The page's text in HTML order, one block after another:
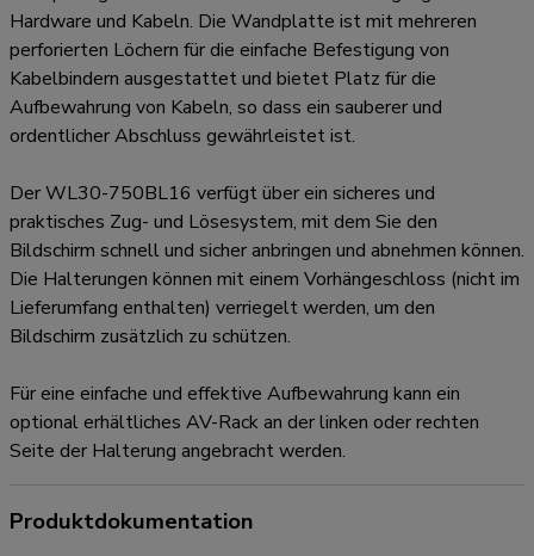
Hardware und Kabeln. Die Wandplatte ist mit mehreren
perforierten Löchern für die einfache Befestigung von
Kabelbindern ausgestattet und bietet Platz für die
Aufbewahrung von Kabeln, so dass ein sauberer und
ordentlicher Abschluss gewährleistet ist.
Der WL30-750BL16 verfügt über ein sicheres und
praktisches Zug- und Lösesystem, mit dem Sie den
Bildschirm schnell und sicher anbringen und abnehmen können.
Die Halterungen können mit einem Vorhängeschloss (nicht im
Lieferumfang enthalten) verriegelt werden, um den
Bildschirm zusätzlich zu schützen.
Für eine einfache und effektive Aufbewahrung kann ein
optional erhältliches AV-Rack an der linken oder rechten
Seite der Halterung angebracht werden.
Produktdokumentation